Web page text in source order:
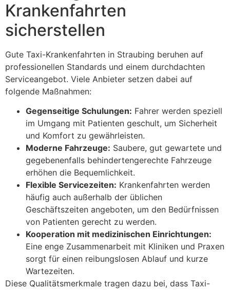
Krankenfahrten
sicherstellen
Gute Taxi-Krankenfahrten in Straubing beruhen auf
professionellen Standards und einem durchdachten
Serviceangebot. Viele Anbieter setzen dabei auf
folgende Maßnahmen:
Gegenseitige Schulungen: Fahrer werden speziell
im Umgang mit Patienten geschult, um Sicherheit
und Komfort zu gewährleisten.
Moderne Fahrzeuge: Saubere, gut gewartete und
gegebenenfalls behindertengerechte Fahrzeuge
erhöhen die Bequemlichkeit.
Flexible Servicezeiten: Krankenfahrten werden
häufig auch außerhalb der üblichen
Geschäftszeiten angeboten, um den Bedürfnissen
von Patienten gerecht zu werden.
Kooperation mit medizinischen Einrichtungen:
Eine enge Zusammenarbeit mit Kliniken und Praxen
sorgt für einen reibungslosen Ablauf und kurze
Wartezeiten.
Diese Qualitätsmerkmale tragen dazu bei, dass Taxi-